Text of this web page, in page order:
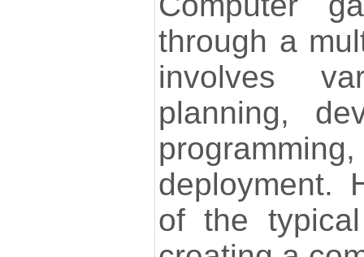
through a
involves
planning,
deployment.
of the